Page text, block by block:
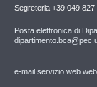
Segreteria +39 049 827
Posta elettronica di
e-mail servizio web